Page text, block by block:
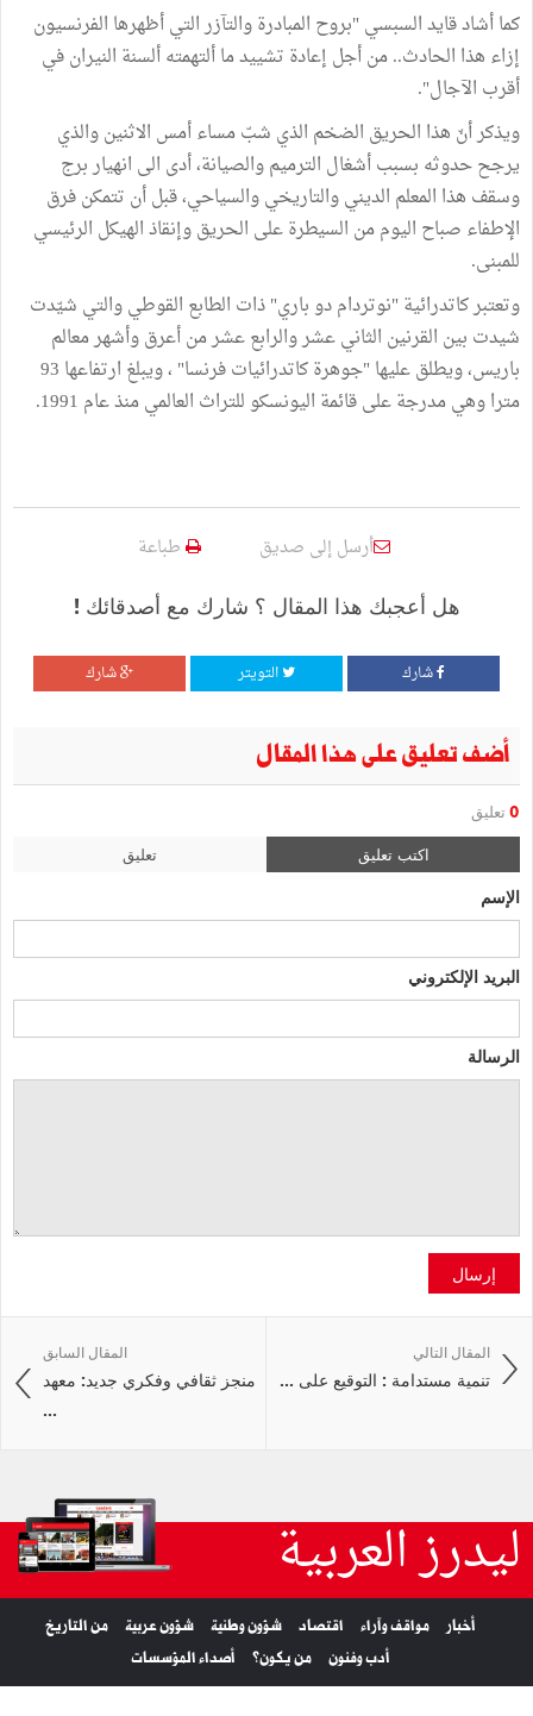
كما أشاد قايد السبسي "بروح المبادرة والتآزر التي أظهرها الفرنسيون
إزاء هذا الحادث.. من أجل إعادة تشييد ما ألتهمته ألسنة النيران في
أقرب الآجال".
ويذكر أنّ هذا الحريق الضخم الذي شبّ مساء أمس الاثنين والذي
يرجح حدوثه بسبب أشغال الترميم والصيانة، أدى الى انهيار برج
وسقف هذا المعلم الديني والتاريخي والسياحي، قبل أن تتمكن فرق
الإطفاء صباح اليوم من السيطرة على الحريق وإنقاذ الهيكل الرئيسي
للمبنى.
وتعتبر كاتدرائية "نوتردام دو باري" ذات الطابع القوطي والتي شيّدت
شيدت بين القرنين الثاني عشر والرابع عشر من أعرق وأشهر معالم
باريس، ويطلق عليها "جوهرة كاتدرائيات فرنسا" ، ويبلغ ارتفاعها 93
مترا وهي مدرجة على قائمة اليونسكو للتراث العالمي منذ عام 1991.
أرسل إلى صديق طباعة
هل أعجبك هذا المقال ؟ شارك مع أصدقائك !
شارك التويتر شارك
أضف تعليق على هذا المقال
0 تعليق
اكتب تعليق تعليق
الإسم
البريد الإلكتروني
الرسالة
إرسال
المقال السابق
منجز ثقافي وفكري جديد: معهد
...
المقال التالي
تنمية مستدامة : التوقيع على ...
ليدرز العربية
أخبار مواقف وآراء اقتصاد شؤون وطنية شؤون عربية
من التاريخ
أدب وفنون
من يكون؟ أصداء المؤسسات